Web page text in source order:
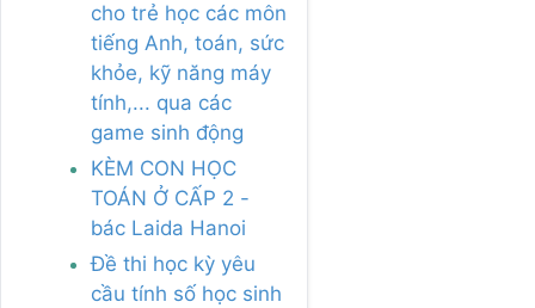
cho trẻ học các môn
tiếng Anh, toán, sức
khỏe, kỹ năng máy
tính,... qua các
game sinh động
KÈM CON HỌC
TOÁN Ở CẤP 2 -
bác Laida Hanoi
Đề thi học kỳ yêu
cầu tính số học sinh